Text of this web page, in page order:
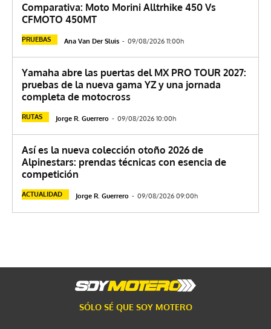
Comparativa: Moto Morini Alltrhike 450 Vs
CFMOTO 450MT
PRUEBAS Ana Van Der Sluis - 09/08/2026 11:00h
Yamaha abre las puertas del MX PRO TOUR 2027:
pruebas de la nueva gama YZ y una jornada
completa de motocross
RUTAS Jorge R. Guerrero - 09/08/2026 10:00h
Así es la nueva colección otoño 2026 de
Alpinestars: prendas técnicas con esencia de
competición
ACTUALIDAD Jorge R. Guerrero - 09/08/2026 09:00h
SÓLO SÉ QUE SOY MOTERO